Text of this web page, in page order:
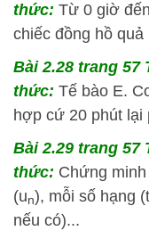
thức: Từ 0 giờ
chiếc đồng hồ
Bài 2.28 trang 57
thức: Tế bào E.
hợp cứ 20 phút lại
Bài 2.29 trang 57
thức: Chứng
(un), mỗi số hạng
nếu có)...